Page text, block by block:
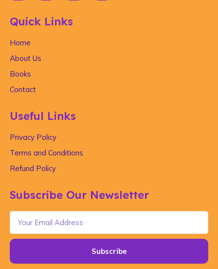
Quick Links
Home
About Us
Books
Contact
Useful Links
Privacy Policy
Terms and Conditions
Refund Policy
Subscribe Our Newsletter
Subscribe